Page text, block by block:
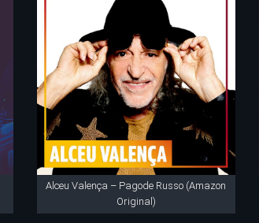
Alceu Valença – Pagode Russo (Amazon
Original)